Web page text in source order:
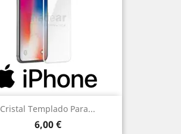
Cristal Templado Para...
Precio
6,00 €